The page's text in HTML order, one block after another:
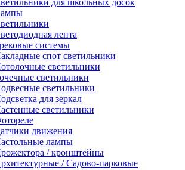
лента
системы
спот светильники
светильники
светильники
светильники
для зеркал
светильники
движения
лампы
/ кронштейны
/ Садово-парковые